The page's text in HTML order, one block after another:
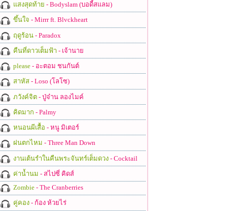
แสงสุดท้าย - Bodyslam (บอดี้สแลม)
ขึ้นใจ - Mirrr ft. Blvckheart
ฤดูร้อน- Paradox
คืนที่ดาวเต็มฟ้า - เจ้านาย
please- อะตอม ชนกันต์
สาหัส- Loso (โลโซ)
ภวังค์จิต- ปู่จ๋าน ลองไมค์
คิดมาก - Palmy
หนอนผีเสื้อ - หนู มิเตอร์
ฝนตกไหม - Three Man Down
งานเต้นรำในคืนพระจันทร์เต็มดวง- Cocktail
ค่าน้ำนม - สไปซี่ คิดส์
Zombie- The Cranberries
คู่คอง- ก้อง ห้วยไร่